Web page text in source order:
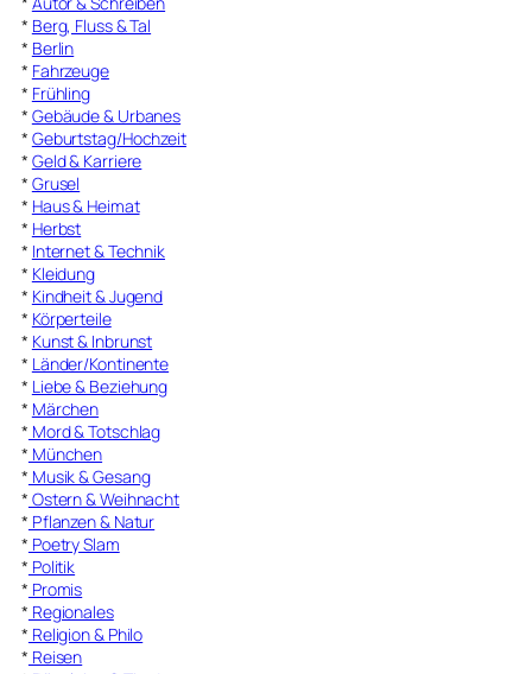
* Berg, Fluss & Tal
* Berlin
* Fahrzeuge
* Frühling
* Gebäude & Urbanes
* Geburtstag/Hochzeit
* Geld & Karriere
* Grusel
* Haus & Heimat
* Herbst
* Internet & Technik
* Kleidung
* Kindheit & Jugend
* Körperteile
* Kunst & Inbrunst
* Länder/Kontinente
* Liebe & Beziehung
* Märchen
* Mord & Totschlag
* München
* Musik & Gesang
* Ostern & Weihnacht
* Pflanzen & Natur
* Poetry Slam
* Politik
* Promis
* Regionales
* Religion & Philo
* Reisen